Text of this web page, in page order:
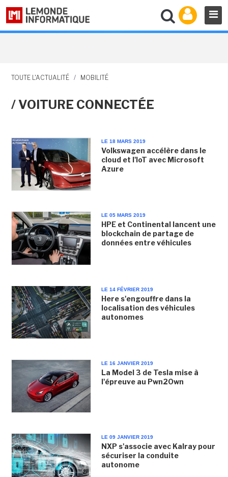
TOUTE L'ACTUALITÉ / MOBILITÉ
/ VOITURE CONNECTÉE
LE 18 MARS 2019
Volkswagen accélère dans le
cloud et l'IoT avec Microsoft
Azure
LE 05 MARS 2019
HPE et Continental lancent une
blockchain de partage de
données entre véhicules
LE 14 FÉVRIER 2019
Here s'engouffre dans la
localisation des véhicules
autonomes
LE 16 JANVIER 2019
La Model 3 de Tesla mise à
l'épreuve au Pwn2Own
LE 09 JANVIER 2019
NXP s'associe avec Kalray pour
sécuriser la conduite
autonome